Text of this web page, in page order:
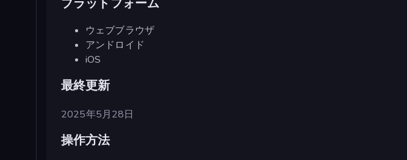
プラットフォーム
ウェブブラウザ
アンドロイド
iOS
最終更新
2025年5月28日
操作方法